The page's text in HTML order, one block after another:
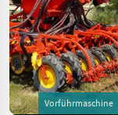
Vorführmaschine